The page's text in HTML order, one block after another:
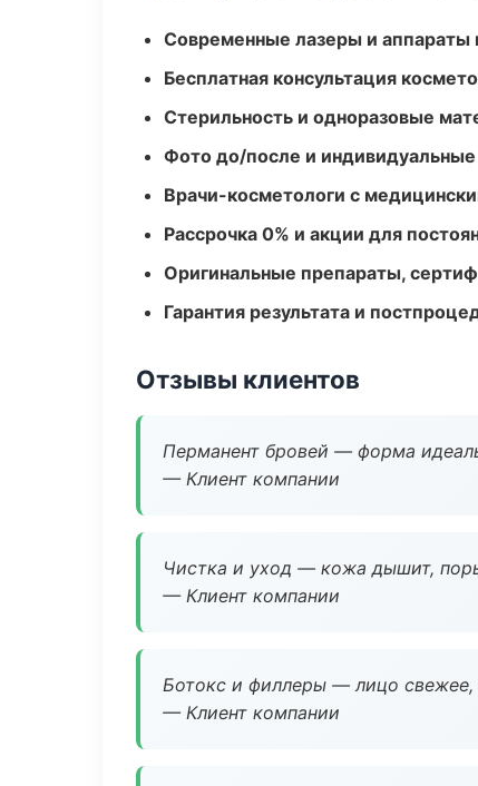
Современные лазеры и аппараты
Бесплатная консультация
Стерильность и одноразовые
Фото до/после и
Врачи-косметологи с
Рассрочка 0% и акции для
Оригинальные препараты,
Гарантия результата и
Отзывы клиентов
Перманент бровей — форма
— Клиент компании
Чистка и уход — кожа дышит,
— Клиент компании
Ботокс и филлеры — лицо свежее,
— Клиент компании